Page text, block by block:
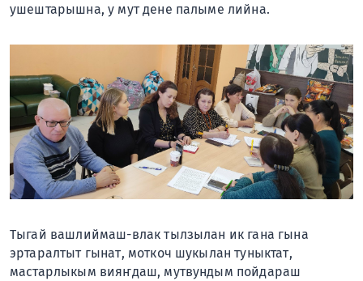
ушештарышна, у мут дене палыме лийна.
Тыгай вашлиймаш-влак тылзылан ик гана гына
эртаралтыт гынат, моткоч шукылан туныктат,
мастарлыкым вияҥдаш, мутвундым пойдараш